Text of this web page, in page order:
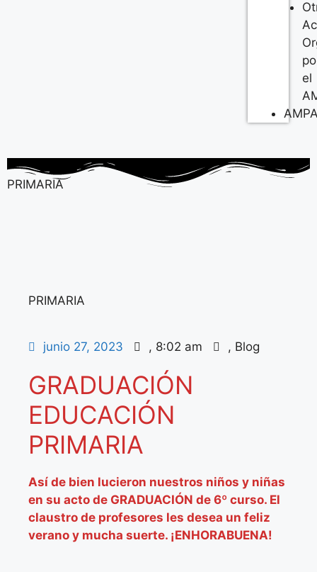
el
PRIMARIA
PRIMARIA
junio 27, 2023 , 8:02 am , Blog
GRADUACIÓN
EDUCACIÓN
PRIMARIA
Así de bien lucieron nuestros niños y niñas
en su acto de GRADUACIÓN de 6º curso. El
claustro de profesores les desea un feliz
verano y mucha suerte. ¡ENHORABUENA!